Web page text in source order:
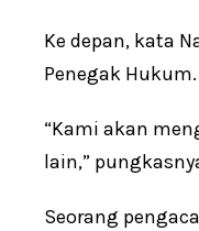
Ke depan, kata
Penegak Hukum.
“Kami akan
lain,”
Seorang